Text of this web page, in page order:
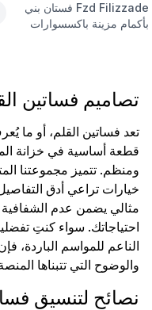
Fzd Filizzade فستان بني
بأكمام مزينة باكسسوارات
تصاميم فساتين
تعد فساتين القلم، أو ما
قطعة أساسية في خزانة
ومنظم. تتميز مجموعتنا
خيارات تراعي أدق
مثالي يضمن عدم
احتياجاتك. سواء كنتِ
الناعم للمواسم الباردة،
والوضوح التي تتبناها
نصائح لتنسيق